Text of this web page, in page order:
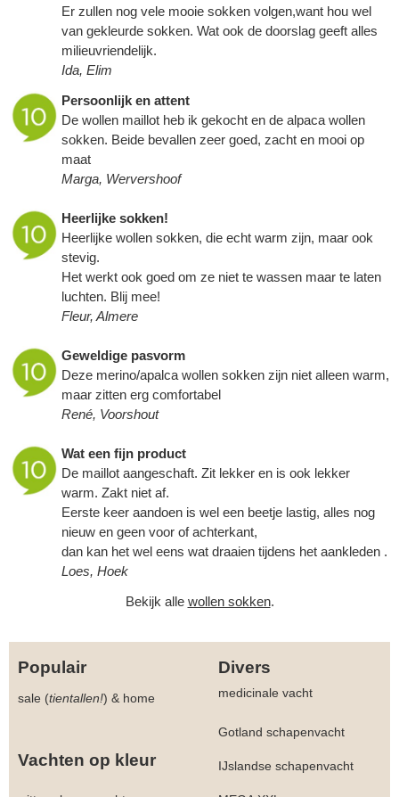
Er zullen nog vele mooie sokken volgen,want hou wel
van gekleurde sokken. Wat ook de doorslag geeft alles
milieuvriendelijk.
Ida, Elim
Persoonlijk en attent
De wollen maillot heb ik gekocht en de alpaca wollen
sokken. Beide bevallen zeer goed, zacht en mooi op
maat
Marga, Wervershoof
Heerlijke sokken!
Heerlijke wollen sokken, die echt warm zijn, maar ook
stevig.
Het werkt ook goed om ze niet te wassen maar te laten
luchten. Blij mee!
Fleur, Almere
Geweldige pasvorm
Deze merino/apalca wollen sokken zijn niet alleen warm,
maar zitten erg comfortabel
René, Voorshout
Wat een fijn product
De maillot aangeschaft. Zit lekker en is ook lekker
warm. Zakt niet af.
Eerste keer aandoen is wel een beetje lastig, alles nog
nieuw en geen voor of achterkant,
dan kan het wel eens wat draaien tijdens het aankleden .
Loes, Hoek
Bekijk alle wollen sokken.
Populair Divers
sale (tientallen!) & home medicinale vacht
Gotland schapenvacht
Vachten op kleur IJslandse schapenvacht